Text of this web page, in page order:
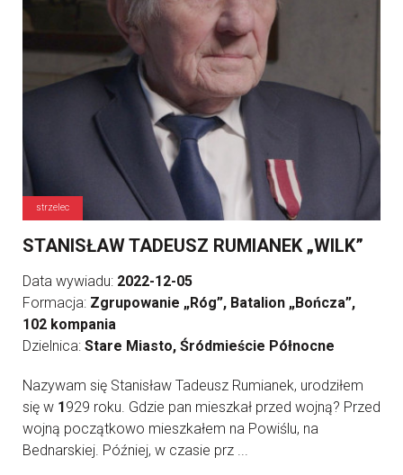
strzelec
STANISŁAW TADEUSZ RUMIANEK „WILK”
Data wywiadu: 2022-12-05
Formacja: Zgrupowanie „Róg”, Batalion „Bończa”,
102 kompania
Dzielnica: Stare Miasto, Śródmieście Północne
Nazywam się Stanisław Tadeusz Rumianek, urodziłem
się w 1929 roku. Gdzie pan mieszkał przed wojną? Przed
wojną początkowo mieszkałem na Powiślu, na
Bednarskiej. Później, w czasie prz ...